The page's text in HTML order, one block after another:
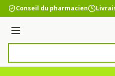
Aller au contenu
Conseil du pharmacien
Menu